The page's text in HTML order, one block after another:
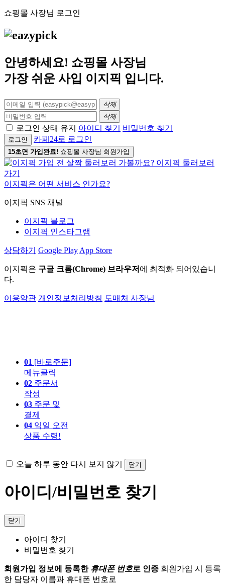
쇼핑몰 사장님 로그인
안녕하세요! 쇼핑몰 사장님
가장 쉬운 사입 이지픽 입니다.
삭제
삭제
로그인 상태 유지 아이디 찾기 비밀번호 찾기
로그인 카페24로 로그인
15초면 가입완료! 쇼핑몰 사장님 회원가입
이지픽은 어떤 서비스 인가요?
이지픽 SNS 채널
이지픽 블로그
이지픽 인스타그램
상담하기 Google Play App Store
이지픽은 구글 크롬(Chrome) 브라우저 에 최적화 되어있습니
다.
이용약관 개인정보처리방침 도매처 사장님
01 [바로주문]
메뉴클릭
02 주문서
작성
03 주문 및
결제
04 익일 오전
상품 수령!
오늘 하루 동안 다시 보지 않기 닫기
아이디/비밀번호 찾기
닫기
아이디 찾기
비밀번호 찾기
회원가입 정보에 등록한 휴대폰 번호로 인증 회원가입 시 등록
한 담당자 이름과 휴대폰 번호로